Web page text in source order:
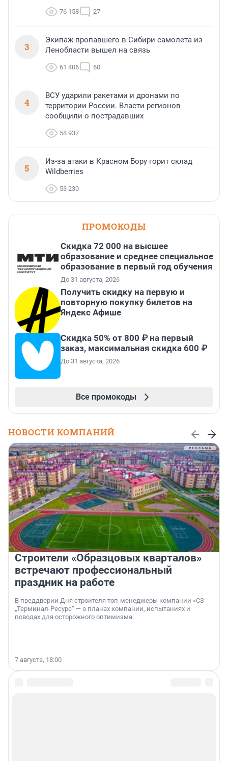
76 158 27
3
Экипаж пропавшего в Сибири самолета из
Ленобласти вышел на связь
61 406 60
4
ВСУ ударили ракетами и дронами по
территории России. Власти регионов
сообщили о пострадавших
58 937
5
Из-за атаки в Красном Бору горит склад
Wildberries
53 230
ПРОМОКОДЫ
Скидка 72 000 на высшее
образование и среднее специальное
образование в первый год обучения
До 31 августа, 2026
Получить скидку на первую и
повторную покупку билетов на
Яндекс Афише
Скидка 50% от 800 ₽ на первый
заказ, максимальная скидка 600 ₽
До 31 августа, 2026
Все промокоды
НОВОСТИ КОМПАНИЙ
Строители «Образцовых кварталов»
встречают профессиональный
праздник на работе
В преддверии Дня строителя топ-менеджеры компании «СЗ
„Терминал-Ресурс“ — о планах компании, испытаниях и
поводах для осторожного оптимизма.
7 августа, 18:00